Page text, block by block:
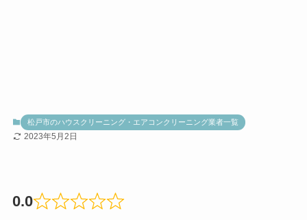
松戸市のハウスクリーニング・エアコンクリーニング業者一覧
2023年5月2日
0.0
Rated